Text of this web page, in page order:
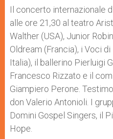
Il concerto internazionale
alle ore 21,30 al teatro
Walther (USA), Junior
Oldream (Francia), i Voci
Italia), il ballerino Pierluigi
Francesco Rizzato e il
Giampiero Perone.
don Valerio Antonioli. I
Domini Gospel Singers, il
Hope.